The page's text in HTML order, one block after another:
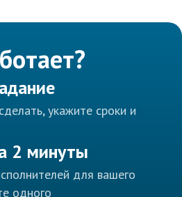
укажите сроки и
2 минуты
для вашего
одного